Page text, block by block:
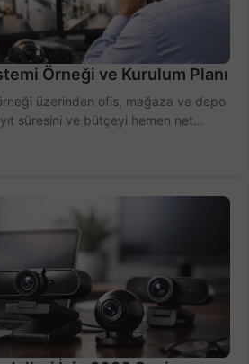
Örneği ve Kurulum Planı
üzerinden ofis, mağaza ve depo
süresini ve bütçeyi hemen net